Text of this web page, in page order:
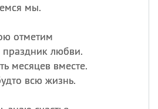
мы.
отметим
любви.
месяцев вместе.
всю жизнь.